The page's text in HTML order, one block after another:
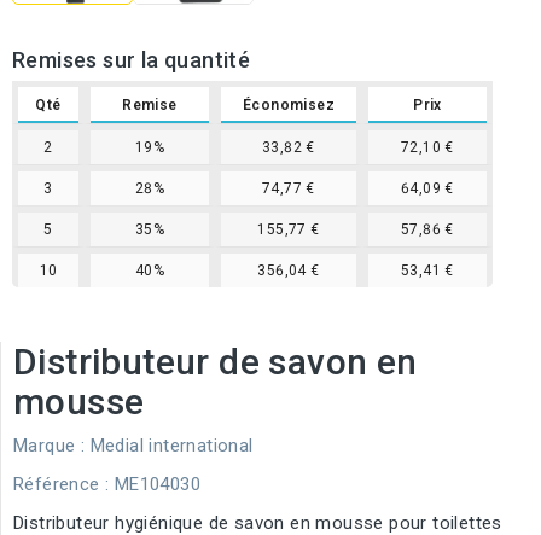
Remises sur la quantité
Qté Remise Économisez Prix
2 19% 33,82 € 72,10 €
3 28% 74,77 € 64,09 €
5 35% 155,77 € 57,86 €
10 40% 356,04 € 53,41 €
Distributeur de savon en
mousse
Marque : Medial international
Référence : ME104030
Distributeur hygiénique de savon en mousse pour toilettes